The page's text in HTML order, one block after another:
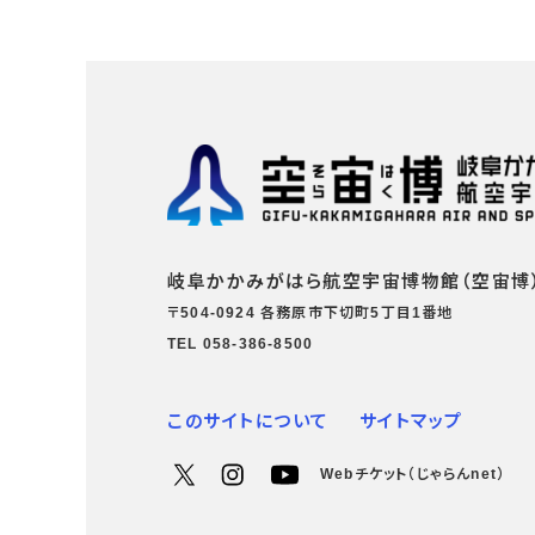
岐阜かかみがはら航空宇宙博物館（空宙博
〒504-0924 各務原市下切町5丁目1番地
TEL 058-386-8500
このサイトについて サイトマップ
Webチケット（じゃらんnet）